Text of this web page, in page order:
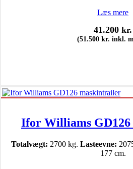
Læs mere
41.200 kr.
(51.500 kr. inkl.
Ifor Williams
Totalvægt: 2700 kg. Lasteevne:
177 cm.